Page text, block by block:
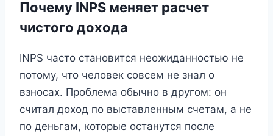
Почему INPS меняет расчет
чистого дохода
INPS часто становится неожиданностью не
потому, что человек совсем не знал о
взносах. Проблема обычно в другом: он
считал доход по выставленным счетам, а не
по деньгам, которые останутся после